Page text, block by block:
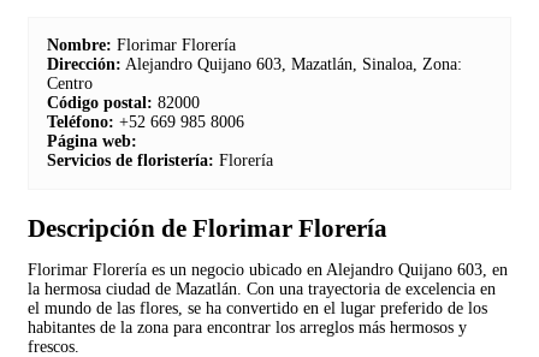
Nombre: Florimar Florería
Dirección: Alejandro Quijano 603, Mazatlán, Sinaloa, Zona:
Centro
Código postal: 82000
Teléfono: +52 669 985 8006
Página web:
Servicios de floristería: Florería
Descripción de Florimar Florería
Florimar Florería es un negocio ubicado en Alejandro Quijano 603, en
la hermosa ciudad de Mazatlán. Con una trayectoria de excelencia en
el mundo de las flores, se ha convertido en el lugar preferido de los
habitantes de la zona para encontrar los arreglos más hermosos y
frescos.